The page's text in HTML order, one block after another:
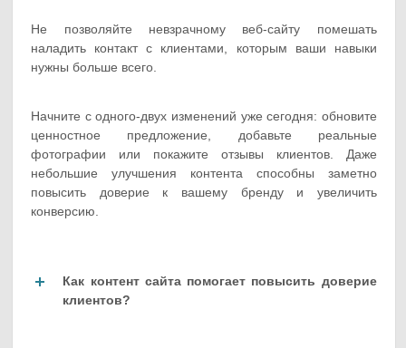
Не позволяйте невзрачному веб-сайту помешать
наладить контакт с клиентами, которым ваши навыки
нужны больше всего.
Начните с одного-двух изменений уже сегодня: обновите
ценностное предложение, добавьте реальные
фотографии или покажите отзывы клиентов. Даже
небольшие улучшения контента способны заметно
повысить доверие к вашему бренду и увеличить
конверсию.
Как контент сайта помогает повысить доверие
клиентов?